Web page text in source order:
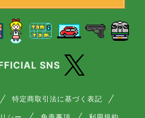
SNS
特定商取引法に基づく表記